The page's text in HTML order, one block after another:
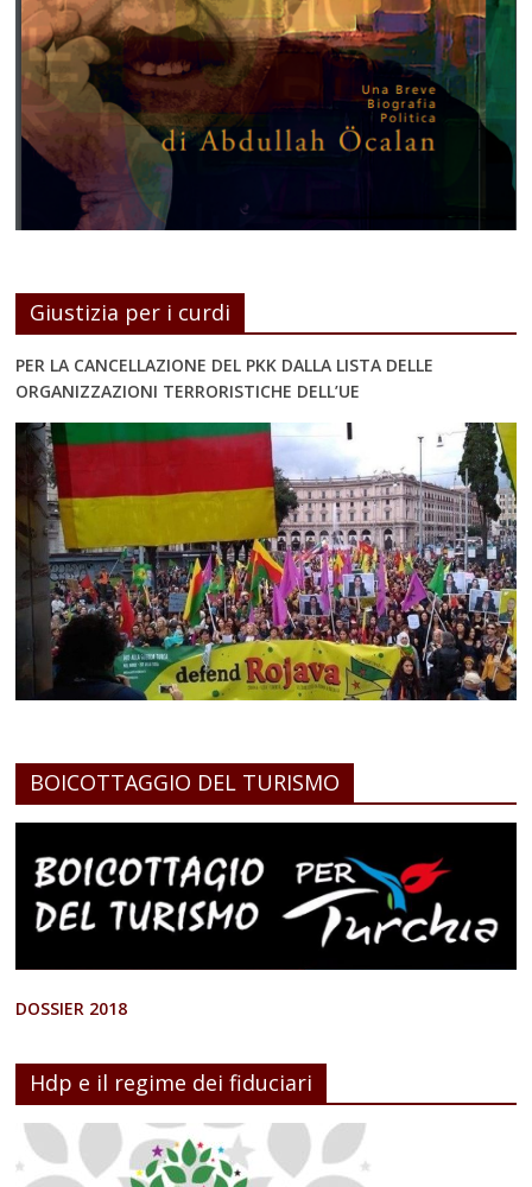
Giustizia per i curdi
PER LA CANCELLAZIONE DEL PKK DALLA LISTA DELLE
ORGANIZZAZIONI TERRORISTICHE DELL’UE
BOICOTTAGGIO DEL TURISMO
DOSSIER 2018
Hdp e il regime dei fiduciari